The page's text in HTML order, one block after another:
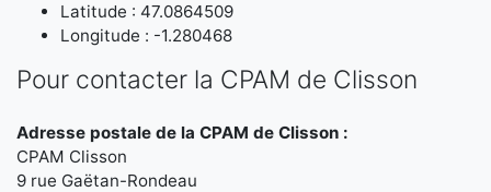
Latitude : 47.0864509
Longitude : -1.280468
Pour contacter la CPAM de Clisson
Adresse postale de la CPAM de Clisson :
CPAM Clisson
9 rue Gaëtan-Rondeau